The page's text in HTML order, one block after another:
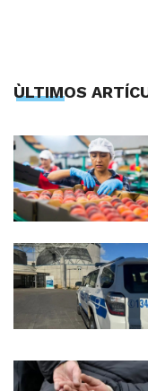
ÙLTIMOS